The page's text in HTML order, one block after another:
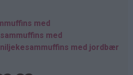
med
med
med jordbær